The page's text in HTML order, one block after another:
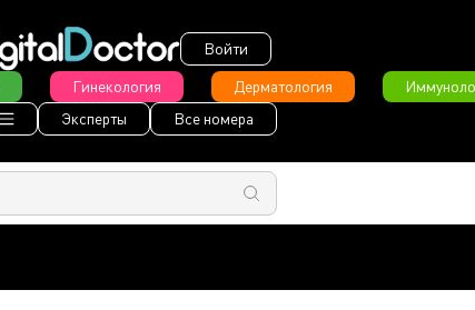
Войти
Гинекология Дерматология
Эксперты Все номера